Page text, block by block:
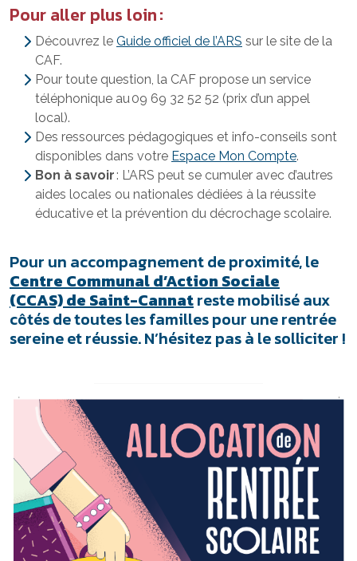
Pour aller plus loin :
Découvrez le Guide officiel de l’ARS sur le site de la
CAF.
Pour toute question, la CAF propose un service
téléphonique au 09 69 32 52 52 (prix d’un appel
local).
Des ressources pédagogiques et info-conseils sont
disponibles dans votre Espace Mon Compte.
Bon à savoir: L’ARS peut se cumuler avec d’autres
aides locales ou nationales dédiées à la réussite
éducative et la prévention du décrochage scolaire.
Pour un accompagnement de proximité, le
Centre Communal d’Action Sociale
(CCAS) de Saint-Cannatreste mobilisé aux
côtés de toutes les familles pour une rentrée
sereine et réussie. N’hésitez pas à le solliciter !